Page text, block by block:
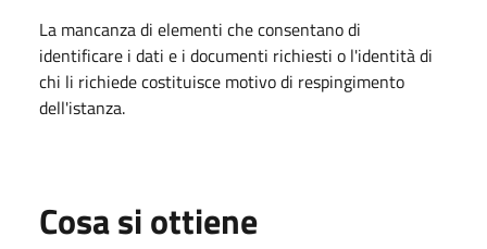
La mancanza di elementi che consentano di
identificare i dati e i documenti richiesti o l'identità di
chi li richiede costituisce motivo di respingimento
dell'istanza.
Cosa si ottiene